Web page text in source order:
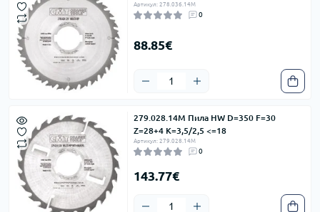
Артикул: 278.036.14M
0
88.85€
279.028.14M Пила HW D=350 F=30
Z=28+4 K=3,5/2,5 <=18
Артикул: 279.028.14M
0
143.77€